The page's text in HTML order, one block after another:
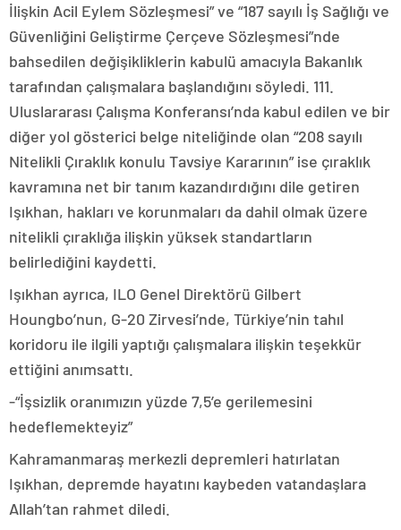
İlişkin Acil Eylem Sözleşmesi” ve “187 sayılı İş Sağlığı ve
Güvenliğini Geliştirme Çerçeve Sözleşmesi”nde
bahsedilen değişikliklerin kabulü amacıyla Bakanlık
tarafından çalışmalara başlandığını söyledi. 111.
Uluslararası Çalışma Konferansı’nda kabul edilen ve bir
diğer yol gösterici belge niteliğinde olan “208 sayılı
Nitelikli Çıraklık konulu Tavsiye Kararının” ise çıraklık
kavramına net bir tanım kazandırdığını dile getiren
Işıkhan, hakları ve korunmaları da dahil olmak üzere
nitelikli çıraklığa ilişkin yüksek standartların
belirlediğini kaydetti.
Işıkhan ayrıca, ILO Genel Direktörü Gilbert
Houngbo’nun, G-20 Zirvesi’nde, Türkiye’nin tahıl
koridoru ile ilgili yaptığı çalışmalara ilişkin teşekkür
ettiğini anımsattı.
-“İşsizlik oranımızın yüzde 7,5’e gerilemesini
hedeflemekteyiz”
Kahramanmaraş merkezli depremleri hatırlatan
Işıkhan, depremde hayatını kaybeden vatandaşlara
Allah’tan rahmet diledi.